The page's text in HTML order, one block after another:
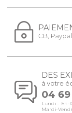
CB,
DES
à votre
04
Lundi : 15h-
Mardi-